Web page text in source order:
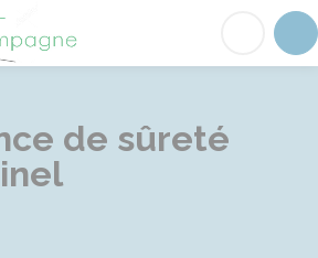
Angeac-Champagne
de sûreté